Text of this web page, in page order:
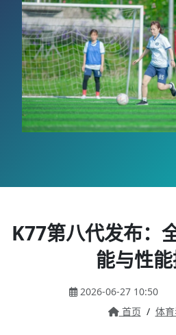
K77第八代发布：
能与性
2026-06-27 10:50
首页 / 体